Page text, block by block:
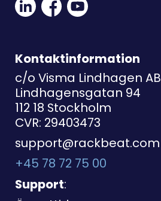
Social
Link
Social
Link
Link
Kontaktinformation
c/o Visma Lindhagen AB
Lindhagensgatan 94
112 18 Stockholm
CVR: 29403473
support@rackbeat.com
+45 78 72 75 00
Support: